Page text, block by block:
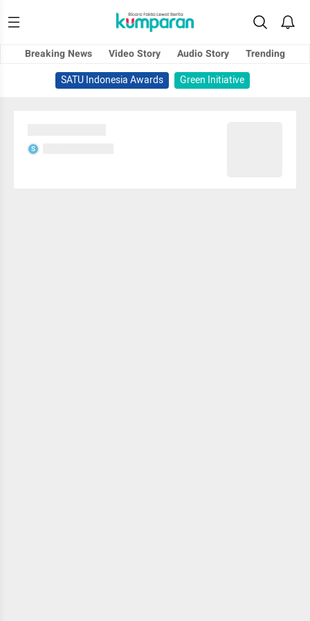
Breaking News Video Story Audio Story
Trending
SATU Indonesia Awards
Green Initiative
S